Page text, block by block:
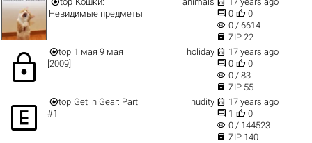
Невидимые предметы
 0  0
visibility 0 / 6614
 ZIP 22
lock top 1 мая 9 мая
[2009]
holiday  17 years ago
 0  0
visibility 0 / 83
 ZIP 55
 top Get in Gear: Part
#1
nudity  17 years ago
 1  0
visibility 0 / 144523
 ZIP 140